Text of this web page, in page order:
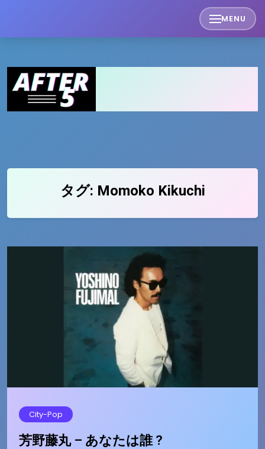
content
MENU
タグ: Momoko Kikuchi
City-Pop
芳野藤丸 – あなたは誰 ?